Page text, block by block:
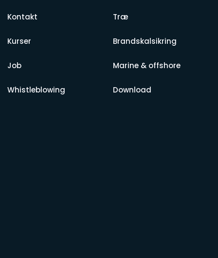
Kontakt
Kurser
Job
Whistleblowing
Træ
Brandskalsikring
Marine & offshore
Download